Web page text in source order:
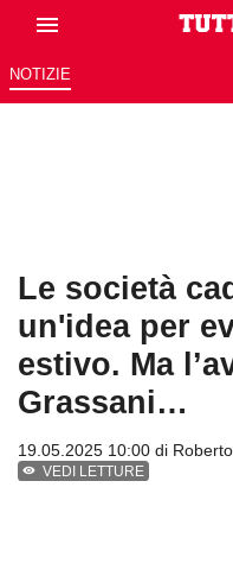
NOTIZIE
Le società
un'idea per
estivo. Ma
Grassani…
19.05.2025 10:00 di
VEDI LETTURE